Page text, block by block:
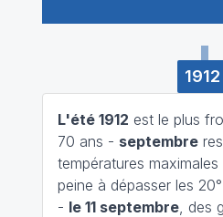
1912
L'été 1912 est le plus
70 ans - septembre
températures
peine à dépasser les
- le 11 septembre, des